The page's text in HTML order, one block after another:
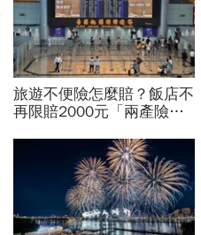
旅遊不便險怎麼賠？飯店不
再限賠2000元「兩產險」
麼報？達人教戰旅平險理賠